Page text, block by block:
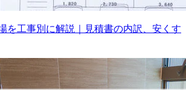
を工事別に解説｜見積書の内訳、安くす